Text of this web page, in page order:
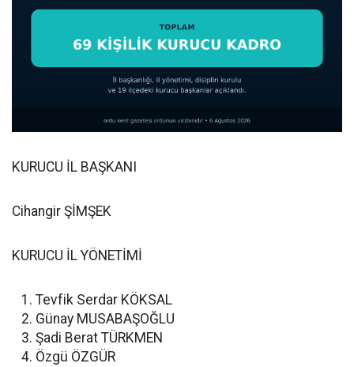
KURUCU İL BAŞKANI
Cihangir ŞİMŞEK
KURUCU İL YÖNETİMİ
Tevfik Serdar KÖKSAL
Günay MUSABAŞOĞLU
Şadi Berat TÜRKMEN
Özgü ÖZGÜR